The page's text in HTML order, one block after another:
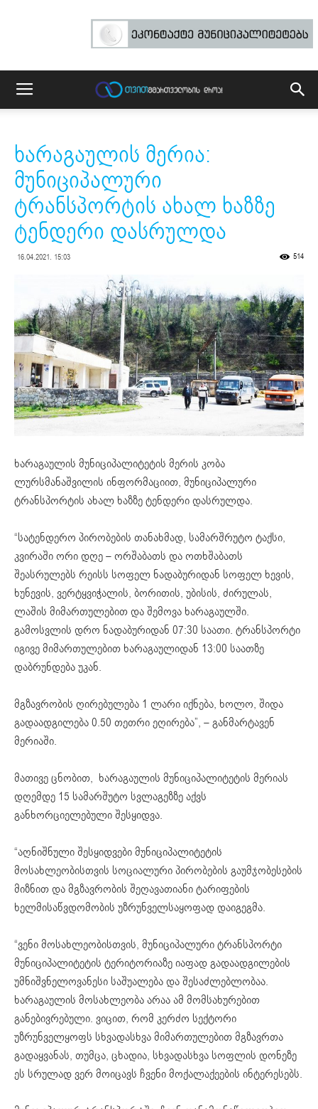
ხარაგაულის მერია:
მუნიციპალური
ტრანსპორტის ახალ ხაზზე
ტენდერი დასრულდა
16.04.2021. 15:03 514
ხარაგაულის მუნიციპალიტეტის მერის კობა
ლურსმანაშვილის ინფორმაციით, მუნიციპალური
ტრანსპორტის ახალ ხაზზე ტენდერი დასრულდა.
“სატენდერო პირობების თანახმად, სამარშრუტო ტაქსი,
კვირაში ორი დღე – ორშაბათს და ოთხშაბათს
შეასრულებს რეისს სოფელ ნადაბურიდან სოფელ ხევის,
ხუნევის, ვერტყვიჭალის, ბორითის, უბისის, ძირულას,
ლაშის მიმართულებით და შემოვა ხარაგაულში.
გამოსვლის დრო ნადაბურიდან 07:30 საათი. ტრანსპორტი
იგივე მიმართულებით ხარაგაულიდან 13:00 საათზე
დაბრუნდება უკან.
მგზავრობის ღირებულება 1 ლარი იქნება, ხოლო, შიდა
გადაადგილება 0.50 თეთრი ეღირება”, – განმარტავენ
მერიაში.
მათივე ცნობით, ხარაგაულის მუნიციპალიტეტის მერიას
დღემდე 15 სამარშუტო სვლაგეზზე აქვს
განხორციელებული შესყიდვა.
“აღნიშნული შესყიდვები მუნიციპალიტეტის
მოსახლეობისთვის სოციალური პირობების გაუმჯობესების
მიზნით და მგზავრობის შეღავათიანი ტარიფების
ხელმისაწვდომობის უზრუნველსაყოფად დაიგეგმა.
“ვენი მოსახლეობისთვის, მუნიციპალური ტრანსპორტი
მუნიციპალიტეტის ტერიტორიაზე იაფად გადაადგილების
უმნიშვნელოვანესი საშუალება და შესაძლებლობაა.
ხარაგაულის მოსახლეობა არაა ამ მომსახურებით
განებივრებული. ვიცით, რომ კერძო სექტორი
უზრუნველყოფს სხვადასხვა მიმართულებით მგზავრთა
გადაყვანას, თუმცა, ცხადია, სხვადასხვა სოფლის დონეზე
ეს სრულად ვერ მოიცავს ჩვენი მოქალაქეების ინტერესებს.